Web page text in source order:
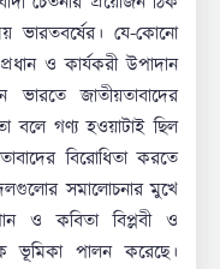
যে-কোনো
ও কার্যকরী উপাদান
জাতীয়তাবাদের
বলে গণ্য হওয়াটাই ছিল
বিরোধিতা করতে
সমালোচনার মুখে
ও কবিতা বিপ্লবী ও
ভূমিকা পালন করেছে।